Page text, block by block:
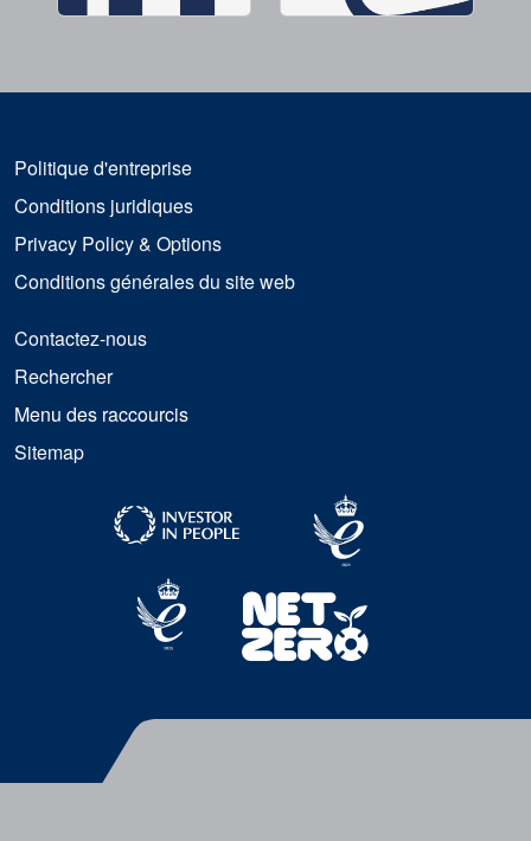
Politique d'entreprise
Conditions juridiques
Privacy Policy & Options
Conditions générales du site web
Contactez-nous
Rechercher
Menu des raccourcis
Sitemap